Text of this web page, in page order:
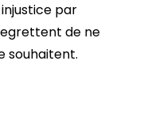
par
de ne
souhaitent.